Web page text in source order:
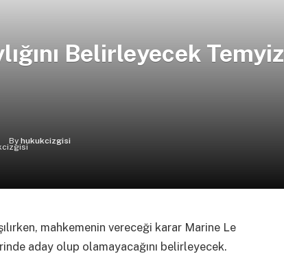
Belirleyecek Temyiz
By hukukcizgisi
mahkemenin vereceği karar Marine Le
aday olup olamayacağını belirleyecek.